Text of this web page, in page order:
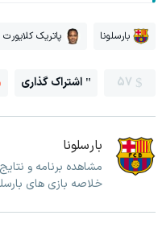
بارسلونا پاتریک کلایورت
57 اشتراک گذاری
بارسلونا
مشاهده برنامه و
خلاصه بازی های